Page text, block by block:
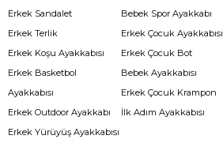
Erkek Sandalet
Erkek Terlik
Erkek Koşu Ayakkabısı
Erkek Basketbol
Ayakkabısı
Erkek Outdoor Ayakkabı
Erkek Yürüyüş Ayakkabısı
Bebek Spor Ayakkabı
Erkek Çocuk Ayakkabısı
Erkek Çocuk Bot
Bebek Ayakkabısı
Erkek Çocuk Krampon
İlk Adım Ayakkabısı